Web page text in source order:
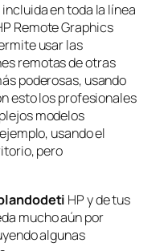
en toda la línea
Remote Graphics
usar las
remotas de otras
poderosas, usando
esto los profesionales
modelos
usando el
pero
HP y de tus
mucho aún por
algunas